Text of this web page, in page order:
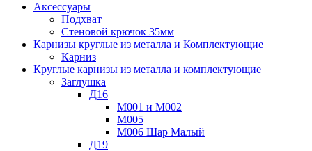
Аксессуары
Подхват
Стеновой крючок 35мм
Карнизы круглые из металла и Комплектующие
Карниз
Круглые карнизы из металла и комплектующие
Заглушка
Д16
М001 и М002
М005
М006 Шар Малый
Д19